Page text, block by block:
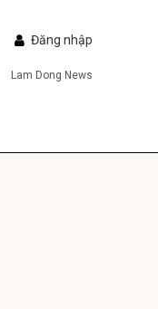
Đăng nhập
Lam Dong News